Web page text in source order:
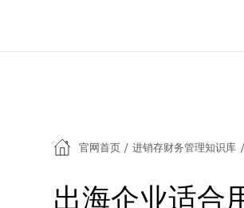
官网首页 / 进销存财务管理知识库 /
出海企业适合